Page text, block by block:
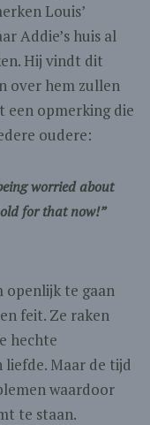
Louis’
Addie’s huis al
Hij vindt dit
over hem zullen
een opmerking die
oudere:
worried about
for that now!”
openlijk te gaan
feit. Ze raken
hechte
Maar de tijd
waardoor
te staan.